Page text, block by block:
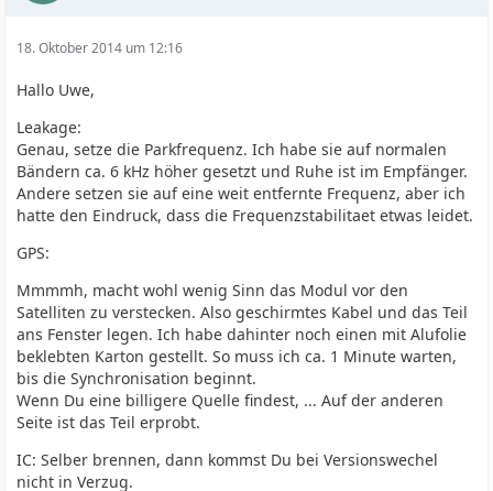
18. Oktober 2014 um 12:16
Hallo Uwe,
Leakage:
Genau, setze die Parkfrequenz. Ich habe sie auf normalen
Bändern ca. 6 kHz höher gesetzt und Ruhe ist im Empfänger.
Andere setzen sie auf eine weit entfernte Frequenz, aber ich
hatte den Eindruck, dass die Frequenzstabilitaet etwas leidet.
GPS:
Mmmmh, macht wohl wenig Sinn das Modul vor den
Satelliten zu verstecken. Also geschirmtes Kabel und das Teil
ans Fenster legen. Ich habe dahinter noch einen mit Alufolie
beklebten Karton gestellt. So muss ich ca. 1 Minute warten,
bis die Synchronisation beginnt.
Wenn Du eine billigere Quelle findest, ... Auf der anderen
Seite ist das Teil erprobt.
IC: Selber brennen, dann kommst Du bei Versionswechel
nicht in Verzug.